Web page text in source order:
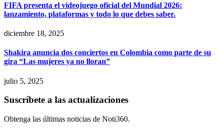
FIFA presenta el videojuego oficial del Mundial 2026:
lanzamiento, plataformas y todo lo que debes saber.
diciembre 18, 2025
Shakira anuncia dos conciertos en Colombia como parte de su
gira “Las mujeres ya no lloran”
julio 5, 2025
Suscríbete a las actualizaciones
Obtenga las últimas noticias de Noti360.